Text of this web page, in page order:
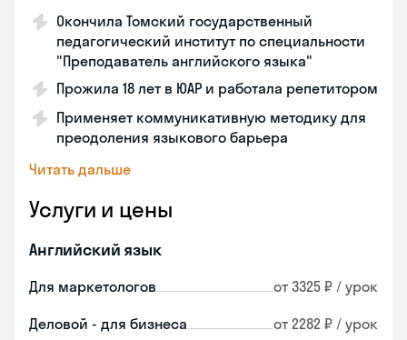
Окончила Томский государственный
педагогический институт по специальности
"Преподаватель английского языка"
Прожила 18 лет в ЮАР и работала репетитором
Применяет коммуникативную методику для
преодоления языкового барьера
Читать дальше
Услуги и цены
Английский язык
Для маркетологов от 3325 ₽ / урок
Деловой - для бизнеса от 2282 ₽ / урок